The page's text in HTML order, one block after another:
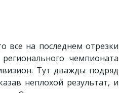
все на последнем отрезки
чемпионата
Тут дважды подряд
неплохой результат, и